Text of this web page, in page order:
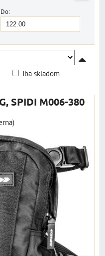
Do:
Iba skladom
SPIDI M006-380